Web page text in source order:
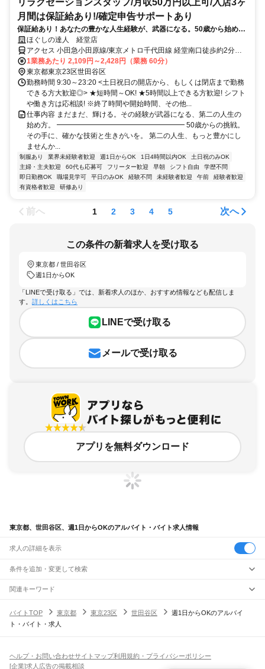
リラクゼーションスタッフ/月収50万円以上可/入店3ヶ
月間は保証給あり!/確定申告サポートあり
保証給あり！あなたの豊かな人生経験が、武器になる。50歳から始め
る、一生モノの癒やしの技術。
ほぐしの達人 経堂店
アクセス 小田急小田原線/東京メトロ千代田線 経堂南口徒歩約2分、
東急世田谷線 宮の坂出入口2(下高井戸方面)徒歩約11分、東急世田谷
線 山下（東京都）出入口1徒歩約13分 経堂駅徒歩2分
1業務あたり 2,109円～2,428円（業務 60分）
東京都東京23区世田谷区
勤務時間 9:30～23:20 <土日祝日の開店から、もしくは閉店まで勤務
できる方大歓迎◎> ★短時間～OK! ★5時間以上できる方歓迎! シフト
や働き方は応相談! ※終了時間や開始時間、その他...
仕事内容 まだまだ、輝ける。その経験が武器になる、第二の人生の
始め方。 ━━━━━━━━━━━━━━━━━━ 50歳からの挑戦。
その手に、確かな技術と生きがいを。 第二の人生、もっと豊かにし
ませんか...
制服あり 業界未経験者歓迎 週1日からOK 1日4時間以内OK
土日祝のみOK
主婦・主夫歓迎
60代も応募可 フリーター歓迎 早朝 シフト自由
学歴不問
即日勤務OK
職場見学可 平日のみOK 経験不問 未経験者歓迎 午前
経験者歓迎
有資格者歓迎
研修あり
前へ 1 2 3 4 5 次へ
この条件の新着求人を受け取る
東京都 / 世田谷区
週1日からOK
「LINEで受け取る」では、新着求人のほか、おすすめ情報なども配信しま
す。 詳しくはこちら
LINEで受け取る
メールで受け取る
アプリを無料ダウンロード
東京都、世田谷区、週1日からOKのアルバイト・バイト求人情報
求人の詳細を表示
条件を追加・変更して検索
市区町村を追加・変更
東京都すべて
東京23区 すべて
江戸川区
駅を追加・変更
JR山手線
大崎駅五反田駅目黒駅恵比寿駅 代々木駅新宿駅新大久保駅
職種を追加・変更
飲食・フードサービスすべて
ホールスタッフキッチンスタッフ
人気
関連キーワード
東京都 東京23区 世田谷区 週1日からOK 週1日からok
東京都 東京23区 新宿区 週1日からok
バイトTOP 東京都 東京23区 世田谷区
週1日からOKのアルバイ
ト・バイト・求人
ヘルプ・お問い合わせサイトマップ利用規約・プライバシーポリシー
[企業]求人広告の掲載相談